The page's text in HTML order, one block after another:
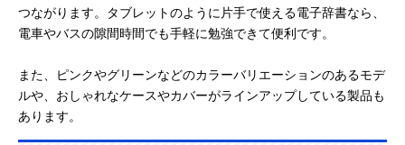
つながります。タブレットのように片手で使える電子辞書なら、
電車やバスの隙間時間でも手軽に勉強できて便利です。
また、ピンクやグリーンなどのカラーバリエーションのあるモデ
ルや、おしゃれなケースやカバーがラインアップしている製品も
あります。